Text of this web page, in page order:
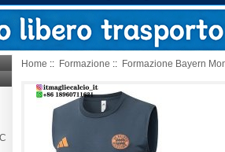
trasporto Retro
Home :: Formazione :: Formazione Bayern